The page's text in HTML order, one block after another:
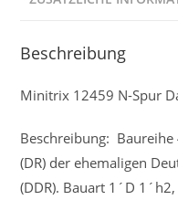
Beschreibung
Minitrix 12459 N-Spur
Beschreibung: Baureihe
(DR) der ehemaligen
(DDR). Bauart 1´D